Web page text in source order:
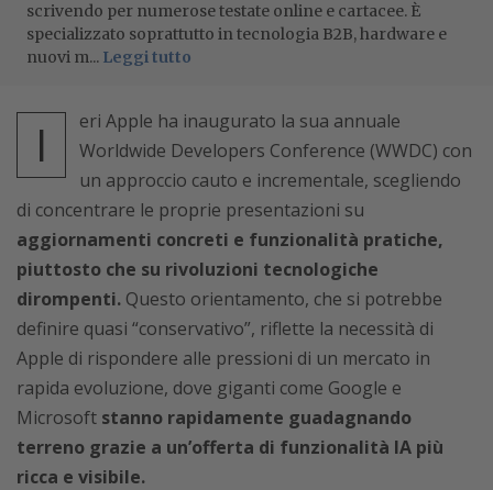
scrivendo per numerose testate online e cartacee. È
specializzato soprattutto in tecnologia B2B, hardware e
nuovi m... Leggi tutto
I
eri Apple ha inaugurato la sua annuale
Worldwide Developers Conference (WWDC) con
un approccio cauto e incrementale, scegliendo
di concentrare le proprie presentazioni su
aggiornamenti concreti e funzionalità pratiche,
piuttosto che su rivoluzioni tecnologiche
dirompenti. Questo orientamento, che si potrebbe
definire quasi “conservativo”, riflette la necessità di
Apple di rispondere alle pressioni di un mercato in
rapida evoluzione, dove giganti come Google e
Microsoft stanno rapidamente guadagnando
terreno grazie a un’offerta di funzionalità IA più
ricca e visibile.